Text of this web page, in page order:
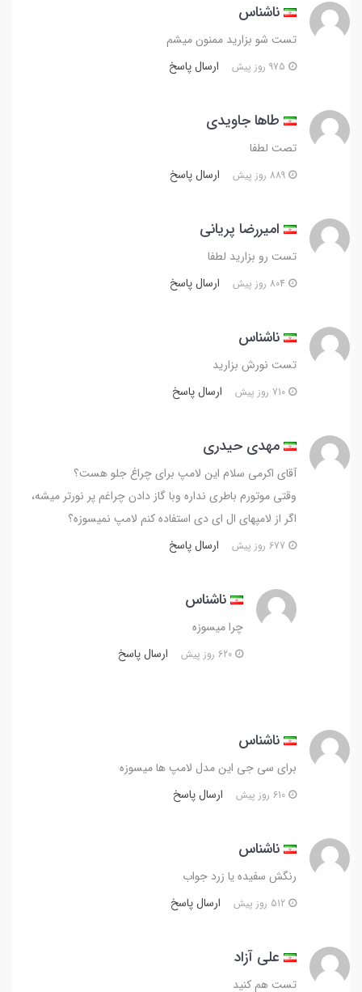
ناشناس
تست شو بزارید ممنون میشم
ارسال پاسخ
طاها جاویدی
تصت لطفا
ارسال پاسخ
امیررضا پریانی
تست رو بزارید لطفا
ارسال پاسخ
ناشناس
تست نورش بزارید
ارسال پاسخ
مهدی حیدری
آقای اکرمی سلام این لامپ برای چراغ جلو هست؟
وقتی موتورم باطری نداره وبا گاز دادن چراغم پر نورتر میشه،
اگر از لامپهای ال ای دی استفاده کنم لامپ نمیسوزه؟
ارسال پاسخ
ناشناس
چرا میسوزه
ارسال پاسخ
ناشناس
برای سی جی این مدل لامپ ها میسوزه
ارسال پاسخ
ناشناس
رنگش سفیده یا زرد جواب
ارسال پاسخ
علی آزاد
تست هم کنید